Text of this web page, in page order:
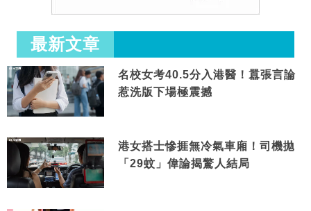
最新文章
名校女考40.5分入港醫！囂張言論
惹洗版下場極震撼
港女搭士慘捱無冷氣車廂！司機拋
「29蚊」偉論揭驚人結局